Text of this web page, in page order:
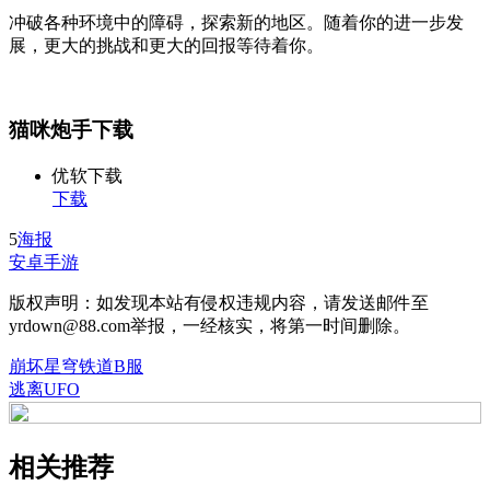
冲破各种环境中的障碍，探索新的地区。随着你的进一步发
展，更大的挑战和更大的回报等待着你。
猫咪炮手下载
优软下载
下载
5海报
安卓手游
版权声明：如发现本站有侵权违规内容，请发送邮件至
yrdown@88.com举报，一经核实，将第一时间删除。
崩坏星穹铁道B服
逃离UFO
相关推荐